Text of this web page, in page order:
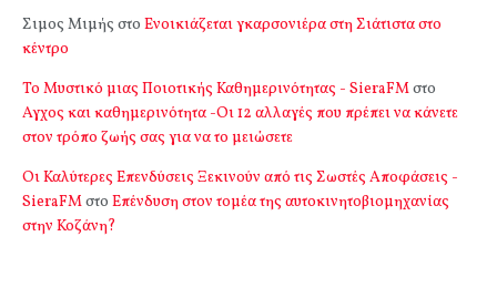
Σιμος Μιμής στο Ενοικιάζεται γκαρσονιέρα στη Σιάτιστα στο
κέντρο
Το Μυστικό μιας Ποιοτικής Καθημερινότητας - SieraFMστο
Αγχος και καθημερινότητα -Οι 12 αλλαγές που πρέπει να κάνετε
στον τρόπο ζωής σας για να το μειώσετε
Οι Καλύτερες Επενδύσεις Ξεκινούν από τις Σωστές Αποφάσεις -
SieraFMστο Επένδυση στον τομέα της αυτοκινητοβιομηχανίας
στην Κοζάνη?